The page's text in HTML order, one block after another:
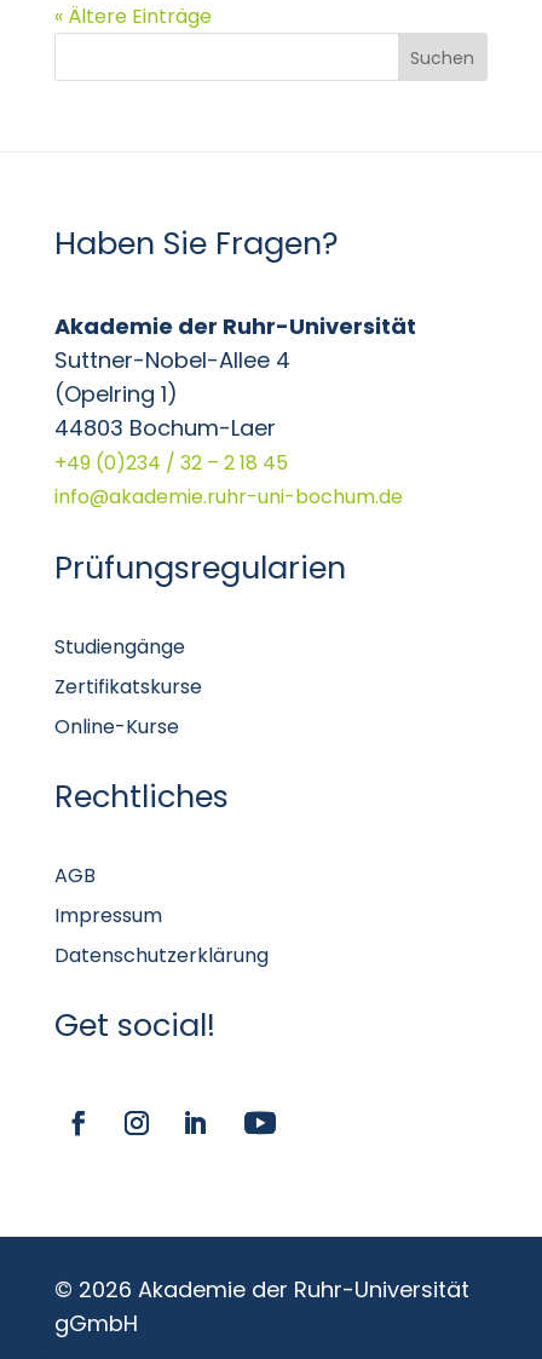
« Ältere Einträge
Suchen
Haben Sie Fragen?
Akademie der Ruhr-Universität
Suttner-Nobel-Allee 4
(Opelring 1)
44803 Bochum-Laer
+49 (0)234 / 32 – 2 18 45
info@akademie.ruhr-uni-bochum.de
Prüfungsregularien
Studiengänge
Zertifikatskurse
Online-Kurse
Rechtliches
AGB
Impressum
Datenschutzerklärung
Get social!
© 2026 Akademie der Ruhr-Universität
gGmbH